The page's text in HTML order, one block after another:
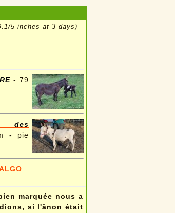
5 inches at 3 days)
- 79
des
- pie
marquée nous a
si l'ânon était